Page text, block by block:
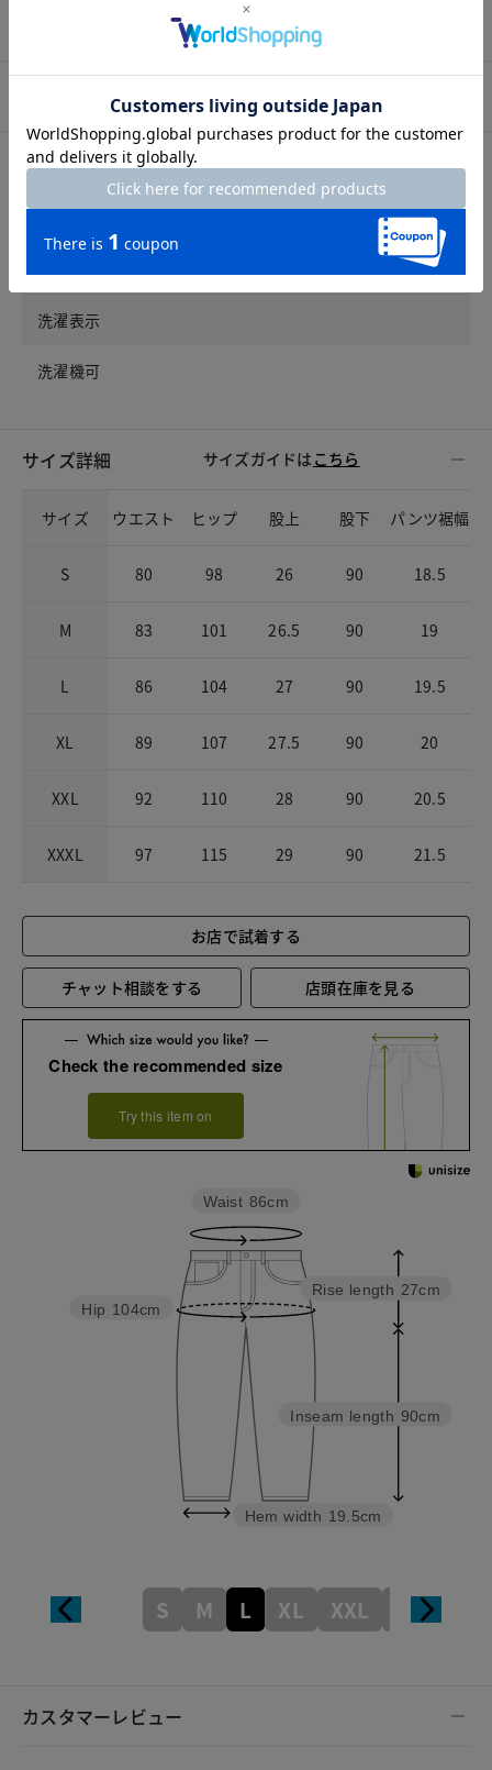
素材
ナイロン74%・ポリプロピレン14%・ポリウレタン12%
洗濯表示
洗濯機可
サイズ詳細 サイズガイドは こちら
サイズ ウエスト ヒップ 股上 股下 パンツ裾幅
S 80 98 26 90 18.5
M 83 101 26.5 90 19
L 86 104 27 90 19.5
XL 89 107 27.5 90 20
XXL 92 110 28 90 20.5
XXXL 97 115 29 90 21.5
お店で試着する
チャット相談をする 店頭在庫を見る
Check the recommended size
Try this item on
Inseam length 90cm
Rise length 27cm
Hem width 19.5cm
Hip 104cm
Waist 86cm
S M L XL XXL XXXL
カスタマーレビュー